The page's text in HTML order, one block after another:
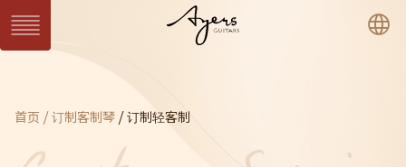
SUN 日系列
WAVE 涛系列
MASTER 大师系列
VINTAGE 经典系列
Ukulele 乌克丽丽系
首页 订制客制琴 目前页面：
订制轻客制